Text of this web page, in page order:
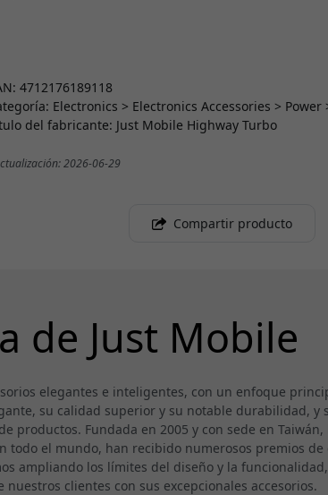
4712176189118
Electronics > Electronics Accessories >
del fabricante: Just Mobile Highway Turbo
2026-06-29
Compartir producto
de Just Mobile
elegantes e inteligentes, con un enfoque
su calidad superior y su notable durabilidad,
productos. Fundada en 2005 y con sede en
todo el mundo, han recibido numerosos premios
ampliando los límites del diseño y la
nuestros clientes con sus excepcionales accesorios.